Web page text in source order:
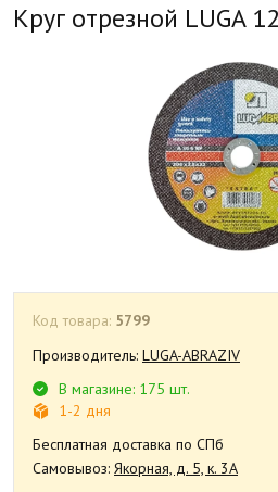
Круг отрезной LUGA
Код товара: 5799
Производитель: LUGA-ABRAZIV
В магазине: 175 шт.
1-2 дня
Бесплатная доставка по СПб
Самовывоз: Якорная, д. 5, к. 3А